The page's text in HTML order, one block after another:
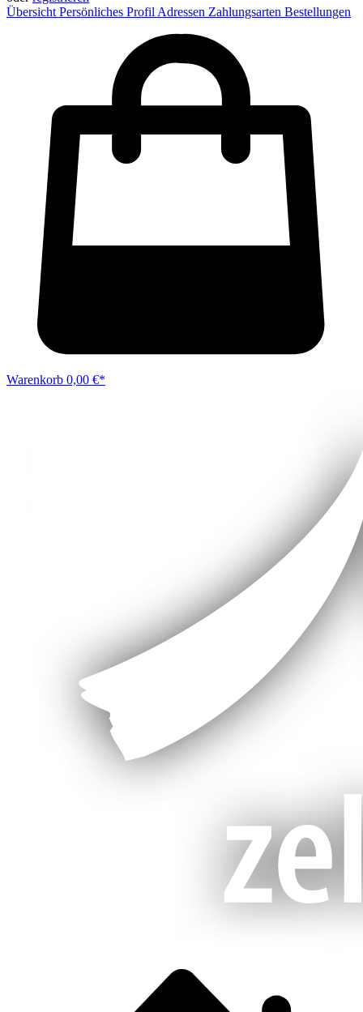
Übersicht Persönliches Profil Adressen Zahlungsarten Bestellungen
Warenkorb 0,00 €*